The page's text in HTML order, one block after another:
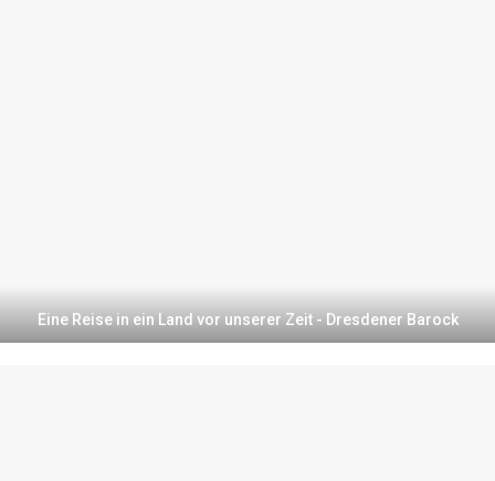
Eine Reise in ein Land vor unserer Zeit - Dresdener Barock